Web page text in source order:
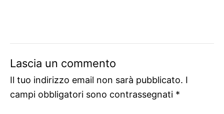
Lascia un commento
Il tuo indirizzo email non sarà pubblicato. I
campi obbligatori sono contrassegnati *